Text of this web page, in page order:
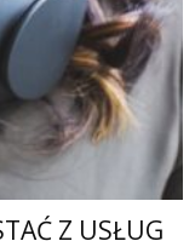
Z USŁUG